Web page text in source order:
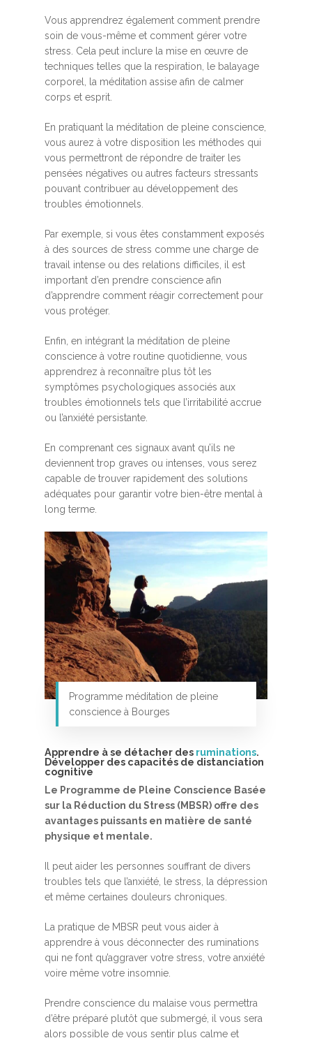
Vous apprendrez également comment prendre
soin de vous-même et comment gérer votre
stress. Cela peut inclure la mise en œuvre de
techniques telles que la respiration, le balayage
corporel, la méditation assise afin de calmer
corps et esprit.
En pratiquant la méditation de pleine conscience,
vous aurez à votre disposition les méthodes qui
vous permettront de répondre de traiter les
pensées négatives ou autres facteurs stressants
pouvant contribuer au développement des
troubles émotionnels.
Par exemple, si vous êtes constamment exposés
à des sources de stress comme une charge de
travail intense ou des relations difficiles, il est
important d’en prendre conscience afin
d’apprendre comment réagir correctement pour
vous protéger.
Enfin, en intégrant la méditation de pleine
conscience à votre routine quotidienne, vous
apprendrez à reconnaître plus tôt les
symptômes psychologiques associés aux
troubles émotionnels tels que l’irritabilité accrue
ou l’anxiété persistante.
En comprenant ces signaux avant qu’ils ne
deviennent trop graves ou intenses, vous serez
capable de trouver rapidement des solutions
adéquates pour garantir votre bien-être mental à
long terme.
Programme méditation de pleine
conscience à Bourges
Apprendre à se détacher des ruminations.
Développer des capacités de distanciation
cognitive
Le Programme de Pleine Conscience Basée
sur la Réduction du Stress (MBSR) offre des
avantages puissants en matière de santé
physique et mentale.
Il peut aider les personnes souffrant de divers
troubles tels que l’anxiété, le stress, la dépression
et même certaines douleurs chroniques.
La pratique de MBSR peut vous aider à
apprendre à vous déconnecter des ruminations
qui ne font qu’aggraver votre stress, votre anxiété
voire même votre insomnie.
Prendre conscience du malaise vous permettra
d’être préparé plutôt que submergé, il vous sera
alors possible de vous sentir plus calme et
MBSR, MSC &
Méditation
MBSR
Stage de méditation
Retraite de pleine
Thérapie :
Somatic
Somatic Experiencing
Thérapie
Entreprise
Programmes
Développement